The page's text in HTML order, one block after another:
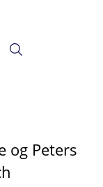
og Peters